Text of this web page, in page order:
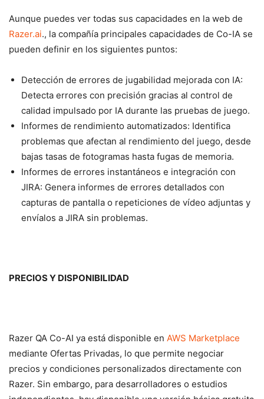
Aunque puedes ver todas sus capacidades en la web de
Razer.ai., la compañía principales capacidades de Co-IA se
pueden definir en los siguientes puntos:
Detección de errores de jugabilidad mejorada con IA:
Detecta errores con precisión gracias al control de
calidad impulsado por IA durante las pruebas de juego.
Informes de rendimiento automatizados: Identifica
problemas que afectan al rendimiento del juego, desde
bajas tasas de fotogramas hasta fugas de memoria.
Informes de errores instantáneos e integración con
JIRA: Genera informes de errores detallados con
capturas de pantalla o repeticiones de vídeo adjuntas y
envíalos a JIRA sin problemas.
PRECIOS Y DISPONIBILIDAD
Razer QA Co-AI ya está disponible en AWS Marketplace
mediante Ofertas Privadas, lo que permite negociar
precios y condiciones personalizados directamente con
Razer. Sin embargo, para desarrolladores o estudios